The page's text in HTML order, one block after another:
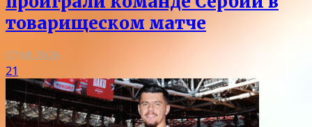
товарищеском матче
07.08.2026
21